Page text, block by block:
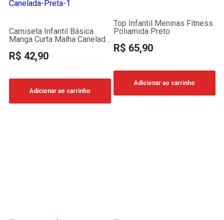
Camiseta Infantil Básica
Manga Curta Malha Canelada
R$ 42,90
Adicionar ao carrinho
Top Infantil Meninas Fitness
Poliamida Preto
R$ 65,90
Adicionar ao carrinho